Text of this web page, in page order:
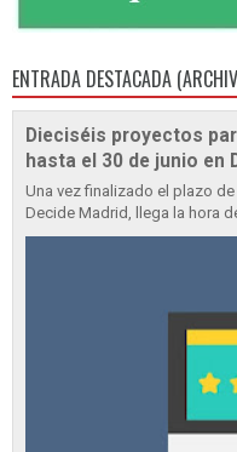
ENTRADA DESTACADA
Dieciséis proyectos
hasta el 30 de junio en
Una vez finalizado el plazo
Decide Madrid, llega la hora